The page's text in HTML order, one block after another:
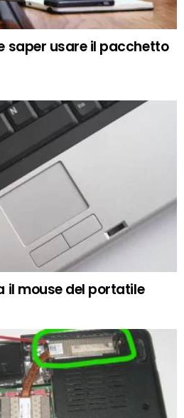
saper usare il pacchetto
il mouse del portatile